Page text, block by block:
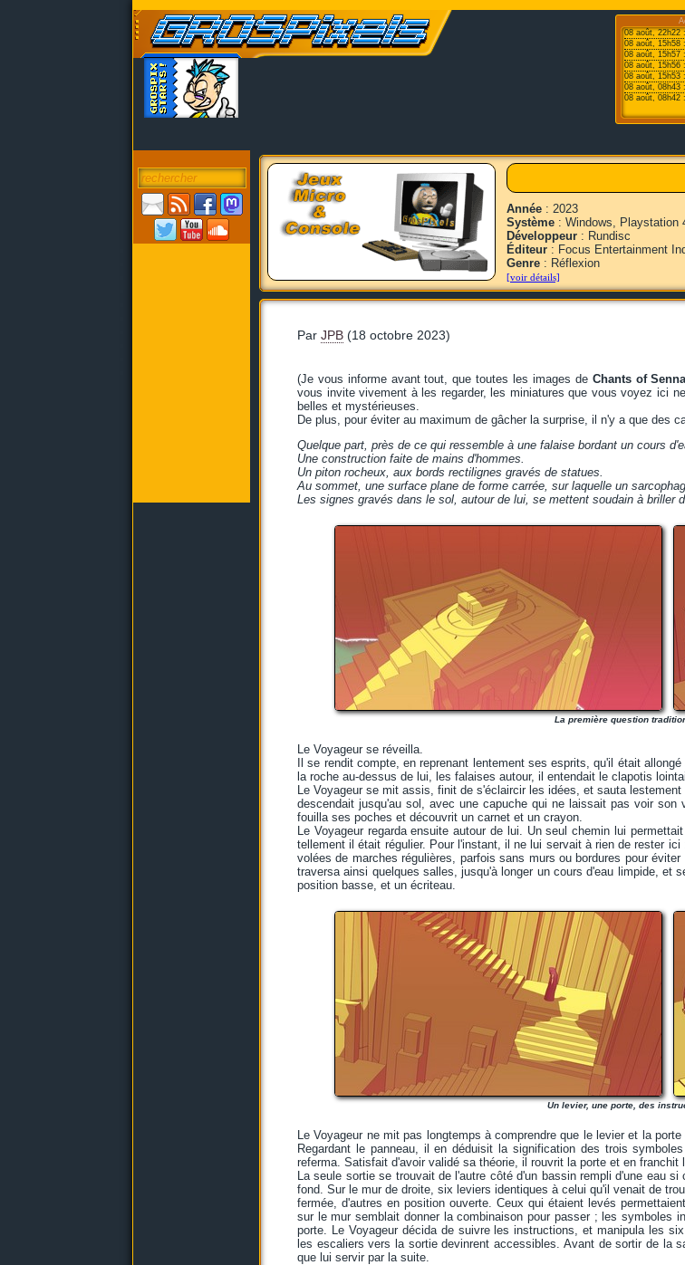
08 août, 22h22
08 août, 15h58 :
08 août, 15h57 :
08 août, 15h56 :
08 août, 15h53 :
08 août, 08h43 :
08 août, 08h42 :
Année : 2023
Système : Windows, Playstation
Développeur : Rundisc
Éditeur : Focus Entertainment
Genre : Réflexion
[voir détails]
Par JPB (18 octobre 2023)
(Je vous informe avant tout, que toutes les images de Chants of
vous invite vivement à les regarder, les miniatures que vous voyez ici
belles et mystérieuses.
De plus, pour éviter au maximum de gâcher la surprise, il n'y a que des
Quelque part, près de ce qui ressemble à une falaise bordant un cours
Une construction faite de mains d'hommes.
Un piton rocheux, aux bords rectilignes gravés de statues.
Au sommet, une surface plane de forme carrée, sur laquelle un
Les signes gravés dans le sol, autour de lui, se mettent soudain à briller
La première question
Le Voyageur se réveilla.
Il se rendit compte, en reprenant lentement ses esprits, qu'il était
la roche au-dessus de lui, les falaises autour, il entendait le clapotis
Le Voyageur se mit assis, finit de s'éclaircir les idées, et sauta
descendait jusqu'au sol, avec une capuche qui ne laissait pas voir son
fouilla ses poches et découvrit un carnet et un crayon.
Le Voyageur regarda ensuite autour de lui. Un seul chemin lui
tellement il était régulier. Pour l'instant, il ne lui servait à rien de rester
volées de marches régulières, parfois sans murs ou bordures pour
traversa ainsi quelques salles, jusqu'à longer un cours d'eau limpide, et
position basse, et un écriteau.
Un levier, une porte, des
Le Voyageur ne mit pas longtemps à comprendre que le levier et la
Regardant le panneau, il en déduisit la signification des trois
referma. Satisfait d'avoir validé sa théorie, il rouvrit la porte et en
La seule sortie se trouvait de l'autre côté d'un bassin rempli d'une eau
fond. Sur le mur de droite, six leviers identiques à celui qu'il venait de
fermée, d'autres en position ouverte. Ceux qui étaient levés
sur le mur semblait donner la combinaison pour passer ; les
porte. Le Voyageur décida de suivre les instructions, et manipula les
les escaliers vers la sortie devinrent accessibles. Avant de sortir de la
que lui servir par la suite.